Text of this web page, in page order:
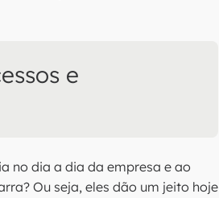
e
no dia a dia da empresa e ao
Ou seja, eles dão um jeito hoje